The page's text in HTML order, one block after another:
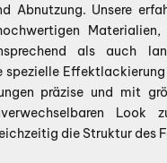
Abnutzung. Unsere
als auch
spezielle
präzise und mit
die Struktur des